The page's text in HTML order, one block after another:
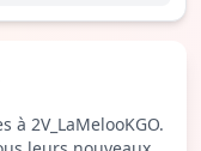
2V_LaMelooKGO.